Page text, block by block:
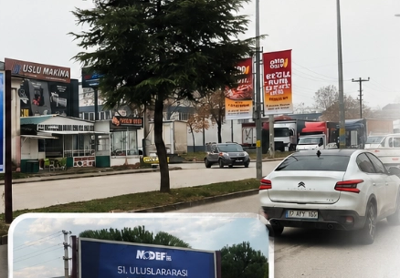
işareti olabileceğini vurgulayan Dr. Durusoy, şu bilgileri
kaybı, yaygın kaşıntı, halsizlik ve karında dolgunluk hissi gibi
Özellikle gece çamaşır değiştirecek kadar yoğun terleme,
ateş, bizim için önemli sistemik belirtilerdir."
iyi huylu nedenlerden kaynaklanabileceğini ifade eden Dr.
hastalıkları ve birçok farklı durum lenf bezlerinde büyümeye
giderek büyüyen veya birden fazla bölgede görülen lenf
diye konuştu.
doğru olmadığını belirten Dr. Durusoy, özellikle
zorlaştırabileceğini söyledi.
olduğunu vurgulayan Dr. Durusoy, "Lenfomalar tek bir
tipin tedavisi farklıdır. Bu nedenle mümkün olduğunca yeterli
Patoloji raporunda lenfomanın alt tipinin doğru